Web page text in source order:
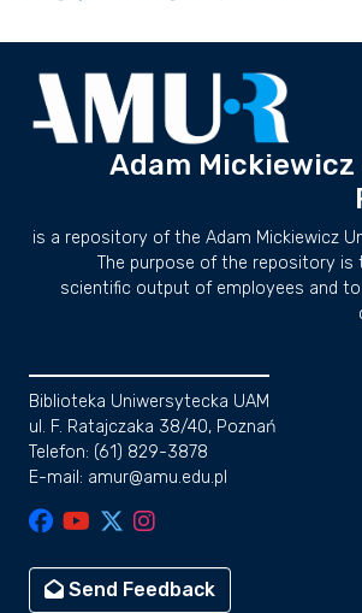
Adam
is a repository of the Adam Mickiewicz
The purpose of the repository is
scientific output of employees and
Biblioteka Uniwersytecka UAM
ul. F. Ratajczaka 38/40, Poznań
Telefon: (61) 829-3878
E-mail: amur@amu.edu.pl
Send Feedback